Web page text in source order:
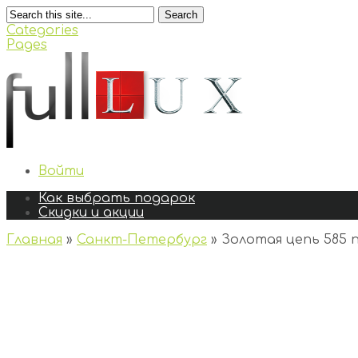
Search
Categories
Pages
Войти
Как выбрать подарок
Скидки и акции
Главная » Санкт-Петербург » Золотая цепь 585